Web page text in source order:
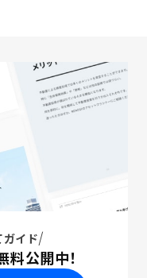
イド
公開中！